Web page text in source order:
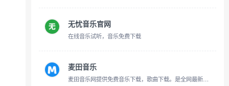
无忧音乐官网
在线音乐试听，音乐免费下载
麦田音乐
麦田音乐网提供免费音乐下载，歌曲下载。是全网最新最全的无损音乐免费下载和mp3歌曲免费下载的无损音乐网站，致力于做全网最好的无损音乐免费下载网站。